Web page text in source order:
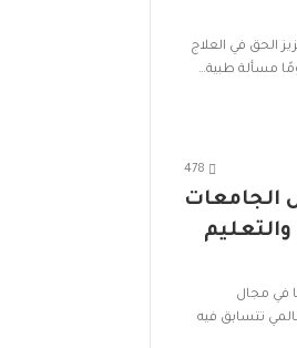
الحق في العلاج
مسألة طبية…
478
الجامعات
في مجال
2025 في مشهد عالمي تتسابق فيه